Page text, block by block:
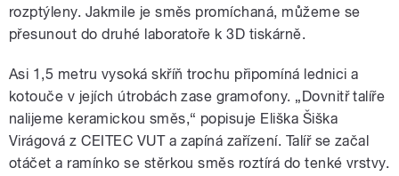
rozptýleny. Jakmile je směs promíchaná, můžeme se
přesunout do druhé laboratoře k 3D tiskárně.
Asi 1,5 metru vysoká skříň trochu připomíná lednici a
kotouče v jejích útrobách zase gramofony. „Dovnitř talíře
nalijeme keramickou směs,“ popisuje Eliška Šiška
Virágová z CEITEC VUT a zapíná zařízení. Talíř se začal
otáčet a ramínko se stěrkou směs roztírá do tenké vrstvy.